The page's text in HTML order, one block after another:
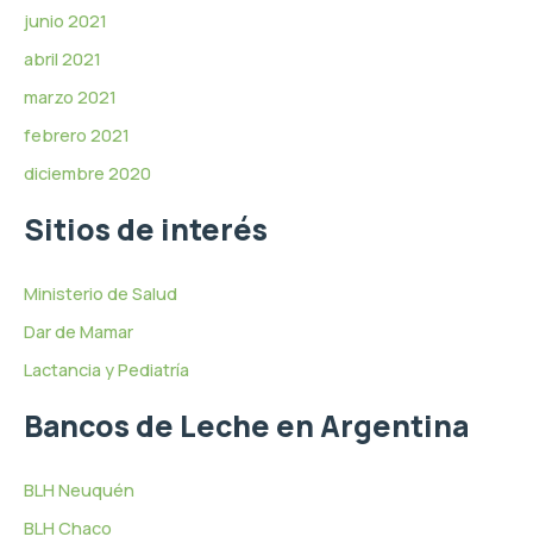
junio 2021
abril 2021
marzo 2021
febrero 2021
diciembre 2020
Sitios de interés
Ministerio de Salud
Dar de Mamar
Lactancia y Pediatría
Bancos de Leche en Argentina
BLH Neuquén
BLH Chaco